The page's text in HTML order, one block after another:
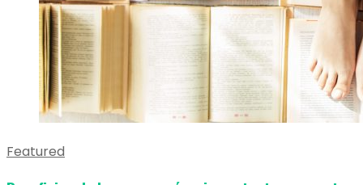
Featured